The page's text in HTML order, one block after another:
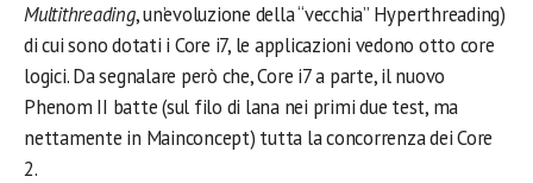
Multithreading, un’evoluzione della “vecchia” Hyperthreading)
di cui sono dotati i Core i7, le applicazioni vedono otto core
logici. Da segnalare però che, Core i7 a parte, il nuovo
Phenom II batte (sul filo di lana nei primi due test, ma
nettamente in Mainconcept) tutta la concorrenza dei Core
2.